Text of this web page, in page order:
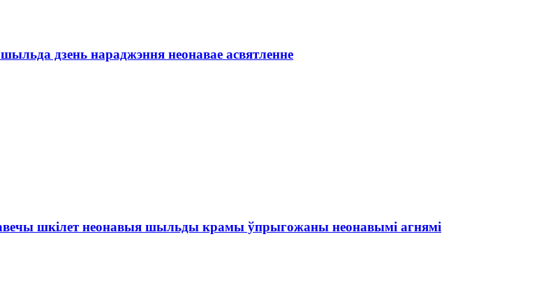
дзень нараджэння неонавае асвятленне
шкілет неонавыя шыльды крамы ўпрыгожаны неонавымі агнямі